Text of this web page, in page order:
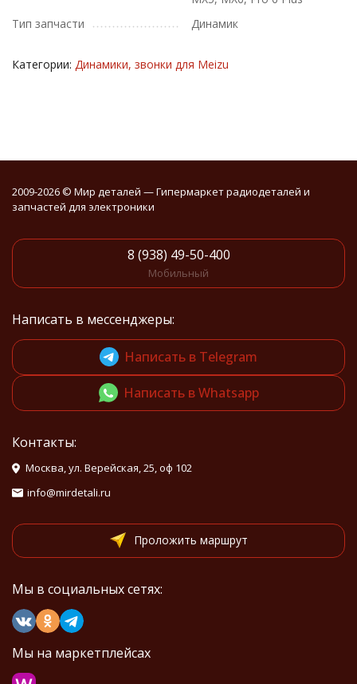
Тип запчасти
Динамик
Категории: Динамики, звонки для Meizu
2009-2026 © Мир деталей — Гипермаркет радиодеталей и
запчастей для электроники
8 (938) 49-50-400
Мобильный
Написать в мессенджеры:
Написать в Telegram
Написать в Whatsapp
Контакты:
Москва, ул. Верейская, 25, оф 102
info@mirdetali.ru
Проложить маршрут
Мы в социальных сетях:
Мы на маркетплейсах